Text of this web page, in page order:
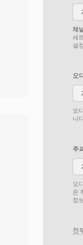
채
세
설
오
오
니
주
오
은
정
전